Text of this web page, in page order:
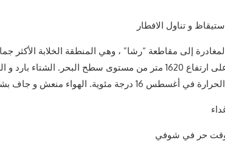
و تناول الافطار
إلى مقاطعة “رشا” ، وهي المنطقة الخلابة الأكثر
على ارتفاع 1620 متر من مستوى سطح البحر.
حر في شوفي